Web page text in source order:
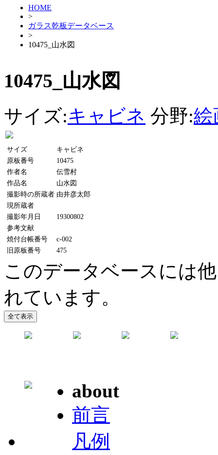
HOME
>
ガラス乾板データベース
>
10475_山水図
10475_山水図
サイズ:キャビネ 分野:絵
サイズ
キャビネ
原板番号
10475
作者名
伝雪村
作品名
山水図
撮影時の所蔵者 由井彦太郎
現所蔵者
撮影年月日
19300802
参考文献
焼付台帳番号
c-002
旧原板番号
475
このデータベースには
れています。
about
前言
凡例